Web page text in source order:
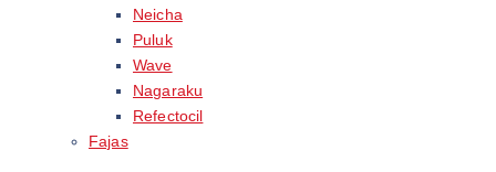
Neicha
Puluk
Wave
Nagaraku
Refectocil
Fajas